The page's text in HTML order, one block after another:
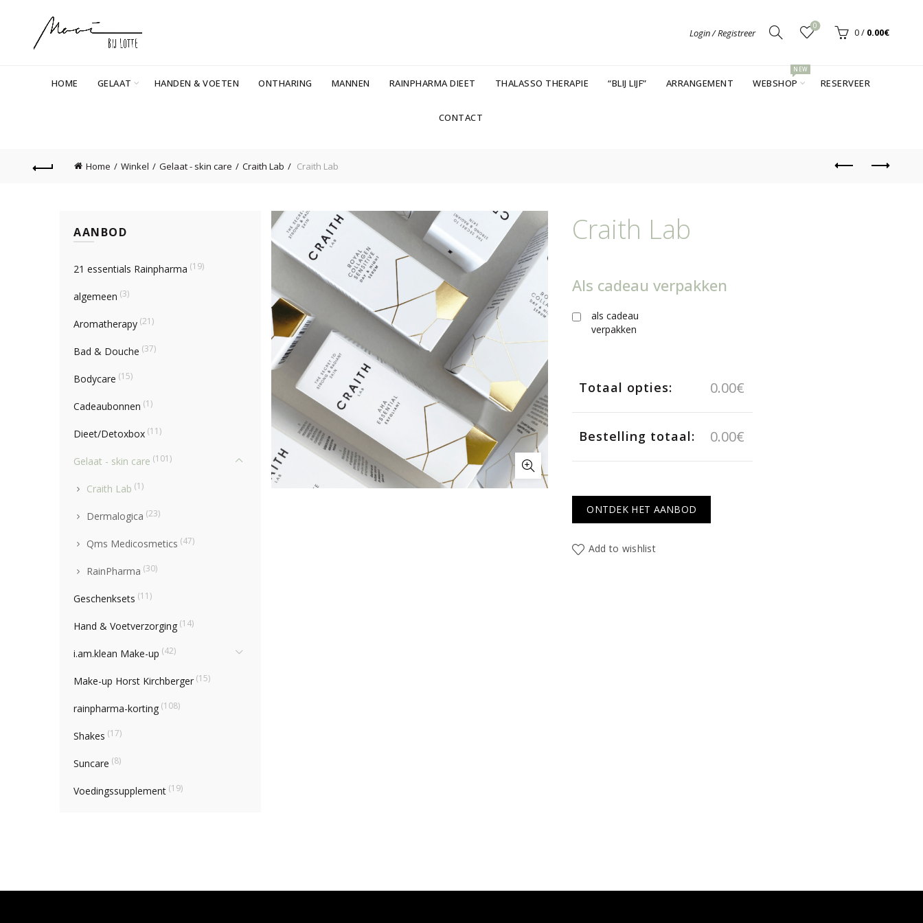
Login / Registreer
0
0/ 0.00€
HOME GELAAT HANDEN & VOETEN ONTHARING MANNEN RAINPHARMA DIEET THALASSO THERAPIE “BLIJ LIJF” ARRANGEMENT WEBSHOP
NEW
RESERVEER
CONTACT
Home Winkel Gelaat - skin care Craith Lab Craith Lab
Craith Lab
Als cadeau verpakken
als cadeau
verpakken
Totaal opties: 0.00€
Bestelling totaal: 0.00€
ONTDEK HET AANBOD
Add to wishlist
AANBOD
21 essentials Rainpharma (19)
algemeen (3)
Aromatherapy (21)
Bad & Douche (37)
Bodycare (15)
Cadeaubonnen (1)
Dieet/Detoxbox (11)
Gelaat - skin care (101)
Craith Lab (1)
Dermalogica (23)
Qms Medicosmetics (47)
RainPharma (30)
Geschenksets (11)
Hand & Voetverzorging (14)
i.am.klean Make-up (42)
Make-up Horst Kirchberger (15)
rainpharma-korting (108)
Shakes (17)
Suncare (8)
Voedingssupplement (19)